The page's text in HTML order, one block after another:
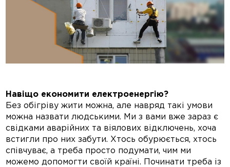
Навіщо економити електроенергію?
Без обігріву жити можна, але навряд такі умови
можна назвати людськими. Ми з вами вже зараз є
свідками аварійних та віялових відключень, хоча
встигли про них забути. Хтось обурюється, хтось
співчуває, а треба просто подумати, чим ми
можемо допомогти своїй країні. Починати треба із